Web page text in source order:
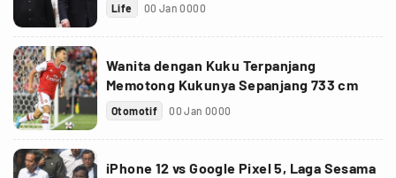
Life 00 Jan 0000
Wanita dengan Kuku Terpanjang
Memotong Kukunya Sepanjang 733 cm
Otomotif 00 Jan 0000
iPhone 12 vs Google Pixel 5, Laga Sesama